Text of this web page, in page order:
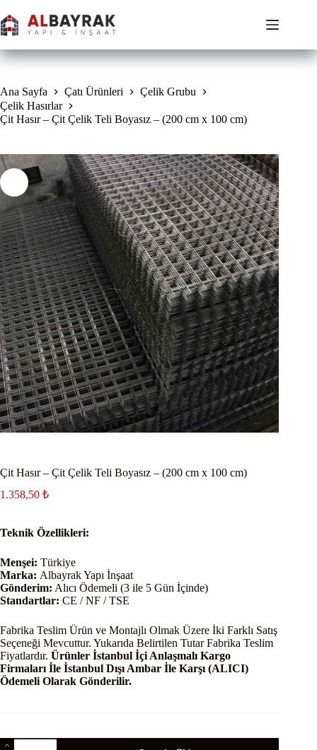
to
content
Ana Sayfa Çatı Ürünleri
Çelik Grubu
Çelik Hasırlar
Çit Hasır – Çit Çelik Teli Boyasız – (200 cm x 100 cm)
Çit Hasır – Çit Çelik Teli Boyasız – (200 cm x 100 cm)
1.358,50 ₺
Teknik Özellikleri:
Menşei: Türkiye
Marka: Albayrak Yapı İnşaat
Gönderim: Alıcı Ödemeli (3 ile 5 Gün İçinde)
Standartlar: CE / NF / TSE
Fabrika Teslim Ürün ve Montajlı Olmak Üzere İki Farklı Satış
Seçeneği Mevcuttur. Yukarıda Belirtilen Tutar Fabrika Teslim
Fiyatlardır. Ürünler İstanbul İçi Anlaşmalı Kargo
Firmaları İle İstanbul Dışı Ambar İle Karşı (ALICI)
Ödemeli Olarak Gönderilir.
Çit